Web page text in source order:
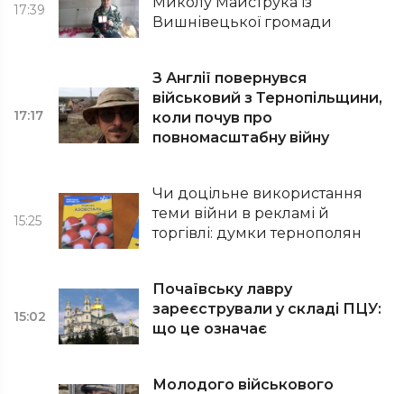
17:39
Вишнівецької громади
17:17
З Англії повернувся
військовий з Тернопільщини,
коли почув про
повномасштабну війну
15:25
Чи доцільне використання
теми війни в рекламі й
торгівлі: думки тернополян
15:02
Почаївську лавру
зареєстрували у складі ПЦУ:
що це означає
Молодого військового